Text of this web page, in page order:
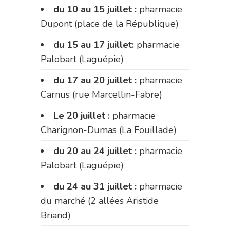
du 10 au 15 juillet : pharmacie
Dupont (place de la République)
du 15 au 17 juillet: pharmacie
Palobart (Laguépie)
du 17 au 20 juillet : pharmacie
Carnus (rue Marcellin-Fabre)
Le 20 juillet : pharmacie
Charignon-Dumas (La Fouillade)
du 20 au 24 juillet : pharmacie
Palobart (Laguépie)
du 24 au 31 juillet : pharmacie
du marché (2 allées Aristide
Briand)